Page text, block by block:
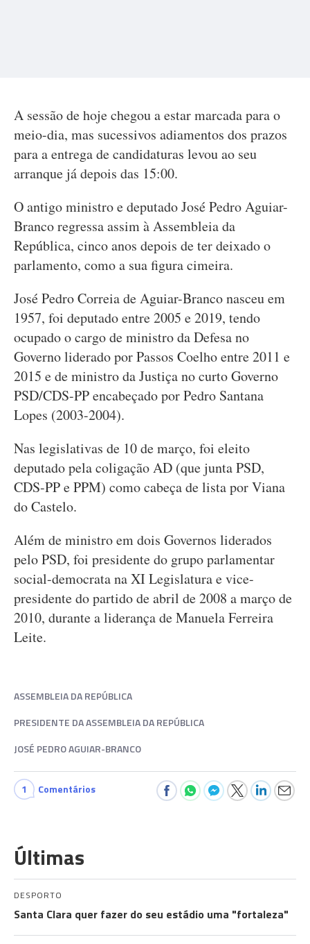
A sessão de hoje chegou a estar marcada para o
meio-dia, mas sucessivos adiamentos dos prazos
para a entrega de candidaturas levou ao seu
arranque já depois das 15:00.
O antigo ministro e deputado José Pedro Aguiar-
Branco regressa assim à Assembleia da
República, cinco anos depois de ter deixado o
parlamento, como a sua figura cimeira.
José Pedro Correia de Aguiar-Branco nasceu em
1957, foi deputado entre 2005 e 2019, tendo
ocupado o cargo de ministro da Defesa no
Governo liderado por Passos Coelho entre 2011 e
2015 e de ministro da Justiça no curto Governo
PSD/CDS-PP encabeçado por Pedro Santana
Lopes (2003-2004).
Nas legislativas de 10 de março, foi eleito
deputado pela coligação AD (que junta PSD,
CDS-PP e PPM) como cabeça de lista por Viana
do Castelo.
Além de ministro em dois Governos liderados
pelo PSD, foi presidente do grupo parlamentar
social-democrata na XI Legislatura e vice-
presidente do partido de abril de 2008 a março de
2010, durante a liderança de Manuela Ferreira
Leite.
ASSEMBLEIA DA REPÚBLICA
PRESIDENTE DA ASSEMBLEIA DA REPÚBLICA
JOSÉ PEDRO AGUIAR-BRANCO
1 Comentários
Últimas
DESPORTO
Santa Clara quer fazer do seu estádio uma "fortaleza"